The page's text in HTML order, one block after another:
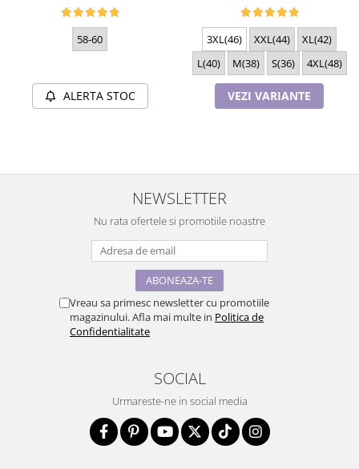
58-60
ALERTA STOC
3XL(46) XXL(44)
XL(42)
L(40)
M(38) S(36) 4XL(48)
VEZI VARIANTE
NEWSLETTER
Nu rata ofertele si promotiile noastre
Vreau sa primesc newsletter cu promotiile
magazinului. Afla mai multe in Politica de
Confidentialitate
SOCIAL
Urmareste-ne in social media